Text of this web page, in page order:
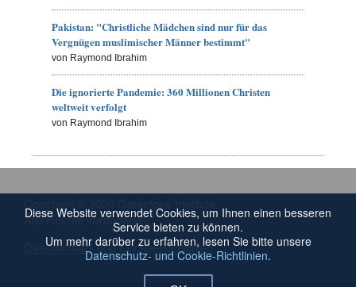
Pakistan: "Christliche Mädchen sind nur für das
Vergnügen muslimischer Männer bestimmt"
von Raymond Ibrahim
Die ignorierte Pandemie: 360 Millionen Christen
weltweit verfolgt
von Raymond Ibrahim
Alle Rechte vorbehalten.
Datenschutz- und Cookie-Richtlinien
Diese Website verwendet Cookies, um Ihnen einen besseren
Service bieten zu können.
Um mehr darüber zu erfahren, lesen Sie bitte unsere
Datenschutz- und Cookie-Richtlinien.